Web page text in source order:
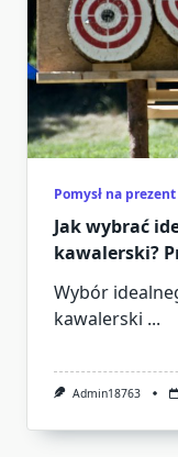
Pomysł na prezent
Jak wybrać
kawalerski?
Wybór
kawalerski ...
Admin18763